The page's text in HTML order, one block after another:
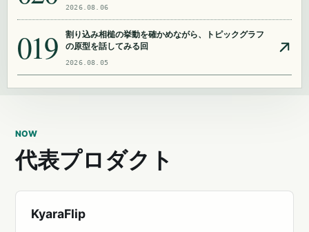
2026.08.06
019
割り込み相槌の挙動を確かめながら、トピックグラフ
の原型を話してみる回
2026.08.05
NOW
代表プロダクト
KyaraFlip